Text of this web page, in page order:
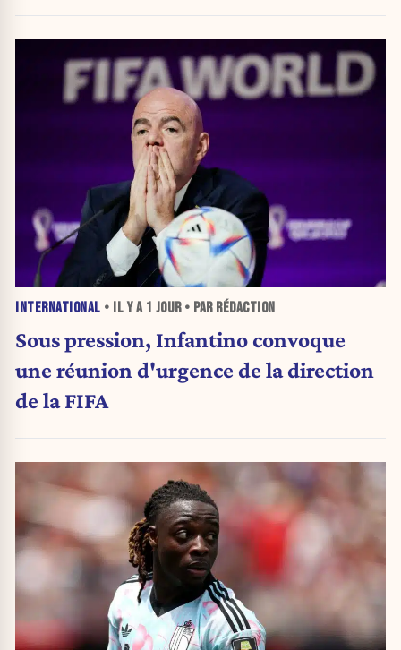
INTERNATIONAL • IL Y A 1 JOUR• PAR RÉDACTION
Sous pression, Infantino convoque
une réunion d'urgence de la direction
de la FIFA